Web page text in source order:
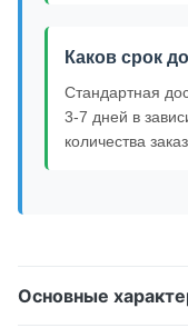
Каков срок
Стандартная
3-7 дней в
количества
Основные